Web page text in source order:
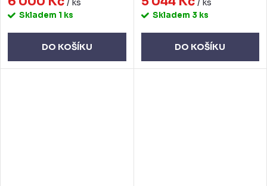
Skladem 1 ks
DO KOŠÍKU
Skladem 3 ks
DO KOŠÍKU